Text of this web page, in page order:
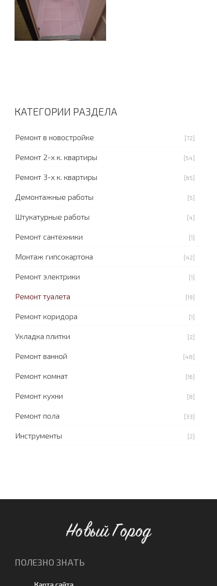
КАТЕГОРИИ РАЗДЕЛА
Ремонт в новостройке [72]
Ремонт 2-х к. квартиры [54]
Ремонт 3-х к. квартиры [65]
Демонтажные работы [5]
Штукатурные работы [4]
Ремонт сантехники [1]
Монтаж гипсокартона [42]
Ремонт электрики [1]
Ремонт туалета [19]
Ремонт коридора [1]
Укладка плитки [2]
Ремонт ванной [48]
Ремонт комнат [16]
Ремонт кухни [8]
Ремонт пола [33]
Инструменты [2]
Новый Город
ПОЛЕЗНО ЗНАТЬ
Карта сайта